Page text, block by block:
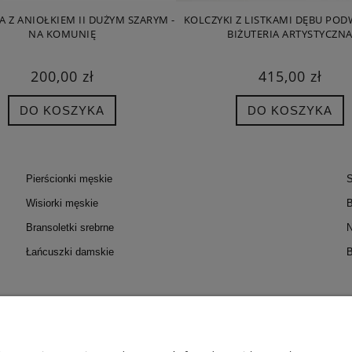
Z ANIOŁKIEM II DUŻYM SZARYM -
NA KOMUNIĘ
200,00 zł
DO KOSZYKA
KOLCZYKI Z LISTKAMI DĘBU
BIŻUTERIA ARTYSTYCZNA
415,00 zł
DO KOSZYKA
Pierścionki męskie
Wisiorki męskie
Bransoletki srebrne
Łańcuszki damskie